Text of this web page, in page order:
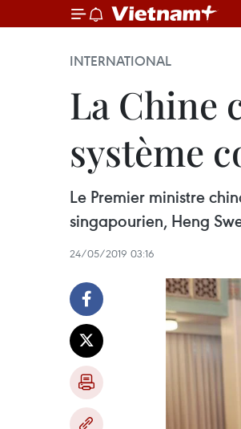
INTERNATIONAL
La Chine
système
Le Premier ministre
singapourien, Heng
24/05/2019 03:16